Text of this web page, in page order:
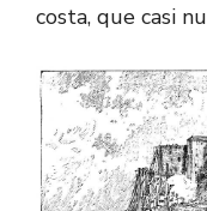
costa, que casi